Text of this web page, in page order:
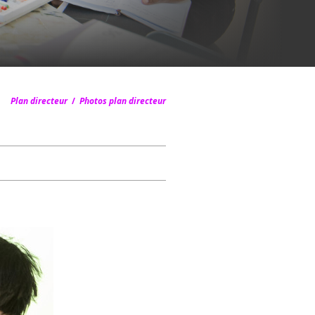
Plan directeur/ Photos plan directeur